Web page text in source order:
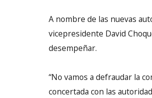
A nombre de las nuevas
vicepresidente David
desempeñar.
“No vamos a defraudar la
concertada con las